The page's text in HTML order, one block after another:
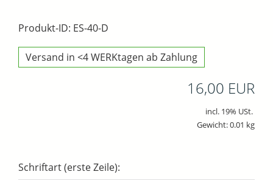
Produkt-ID: ES-40-D
Versand in <4 WERKtagen ab Zahlung
16,00 EUR
incl. 19% USt.
Gewicht: 0.01 kg
Schriftart (erste Zeile):